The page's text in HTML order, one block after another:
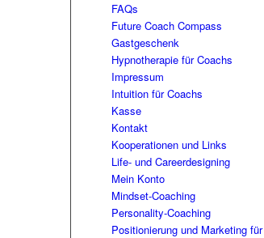
FAQs
Future Coach Compass
Gastgeschenk
Hypnotherapie für Coachs
Impressum
Intuition für Coachs
Kasse
Kontakt
Kooperationen und Links
Life- und Careerdesigning
Mein Konto
Mindset-Coaching
Personality-Coaching
Positionierung und Marketing für